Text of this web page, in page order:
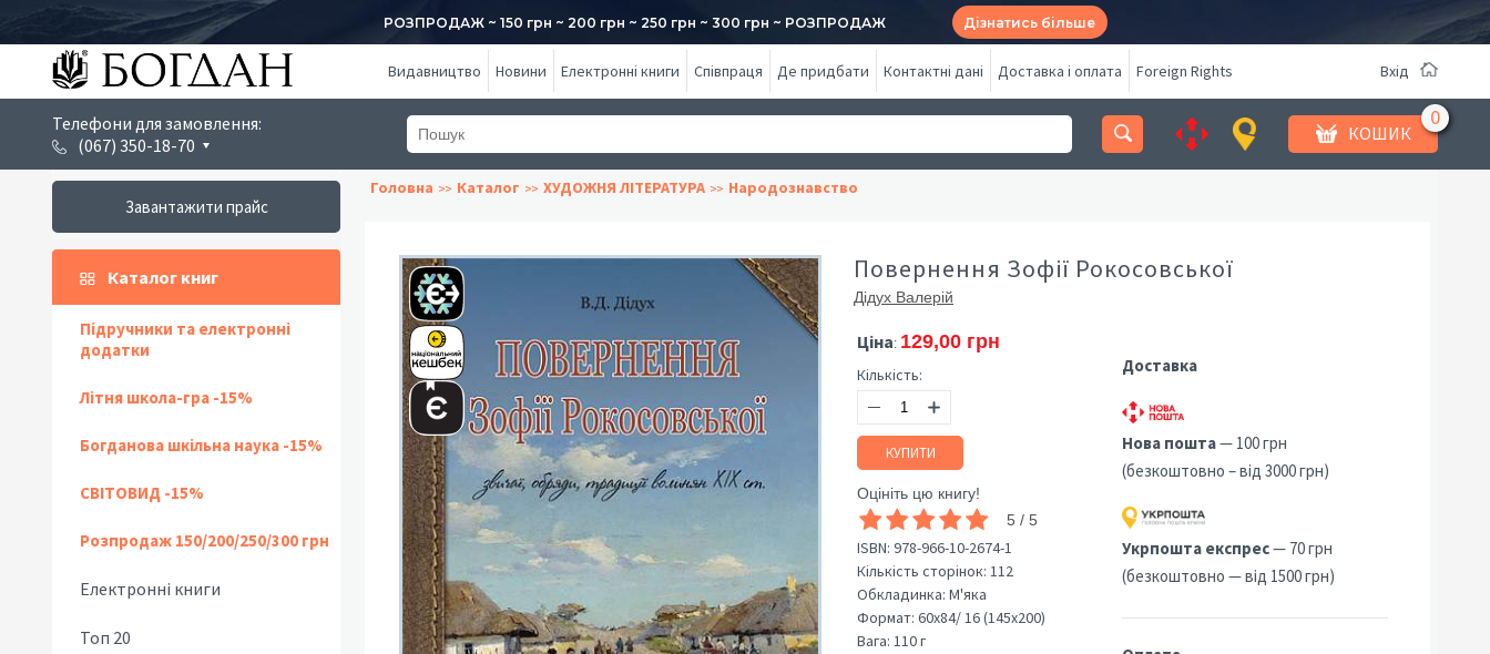
РОЗПРОДАЖ ~ 150 грн ~ 200 грн ~ 250 грн ~ 300 грн ~ РОЗПРОДАЖ Дізнатись більше
Видавництво Новини Електронні книги Співпраця Де придбати Контактні дані Доставка і оплата Foreign Rights Вхід
Телефони для замовлення:
(067) 350-18-70
КОШИК
Завантажити прайс
Каталог книг
Підручники та електронні
додатки
Літня школа-гра -15%
Богданова шкільна наука -15%
СВІТОВИД -15%
Розпродаж 150/200/250/300 грн
Електронні книги
Топ 20
Головна Каталог ХУДОЖНЯ ЛІТЕРАТУРА Народознавство
Повернення Зофії Рокосовської
Дідух Валерій
Ціна: 129,00 грн
Кількість:
КУПИТИ
Оцініть цю книгу!
5 / 5
ISBN: 978-966-10-2674-1
Кількість сторінок: 112
Обкладинка: М'яка
Формат: 60х84/ 16 (145х200)
Вага: 110 г
Доставка
Нова пошта— 100 грн
(безкоштовно – від 3000 грн)
Укрпошта експрес— 70 грн
(безкоштовно — від 1500 грн)